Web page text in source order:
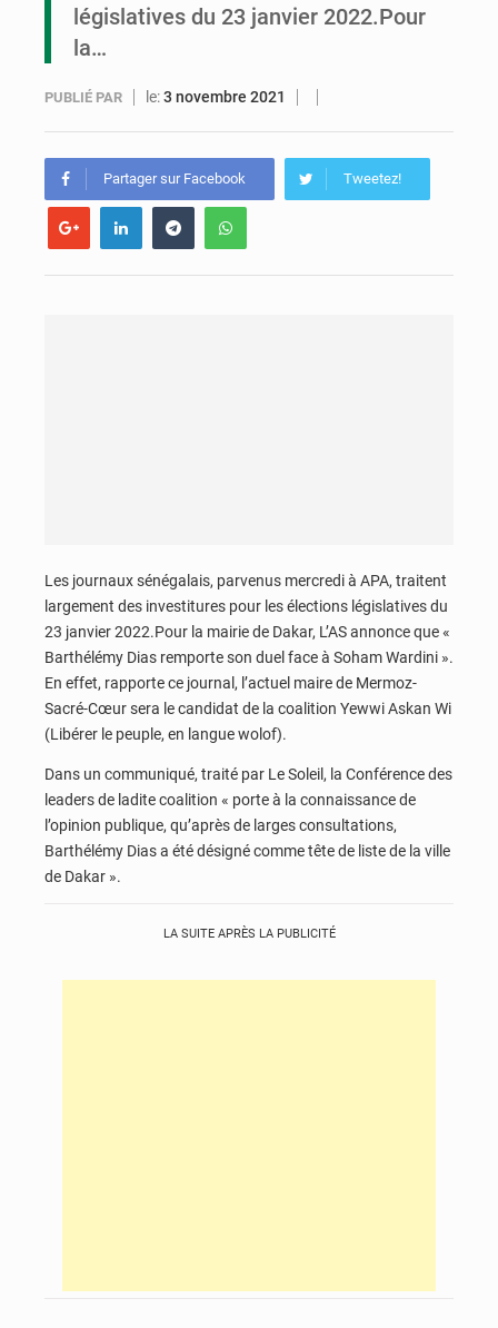
législatives du 23 janvier 2022.Pour
la…
PUBLIÉ PAR le:3 novembre 2021
Partager sur Facebook Tweetez!
Les journaux sénégalais, parvenus mercredi à APA, traitent
largement des investitures pour les élections législatives du
23 janvier 2022.Pour la mairie de Dakar, L’AS annonce que «
Barthélémy Dias remporte son duel face à Soham Wardini ».
En effet, rapporte ce journal, l’actuel maire de Mermoz-
Sacré-Cœur sera le candidat de la coalition Yewwi Askan Wi
(Libérer le peuple, en langue wolof).
Dans un communiqué, traité par Le Soleil, la Conférence des
leaders de ladite coalition « porte à la connaissance de
l’opinion publique, qu’après de larges consultations,
Barthélémy Dias a été désigné comme tête de liste de la ville
de Dakar ».
LA SUITE APRÈS LA PUBLICITÉ